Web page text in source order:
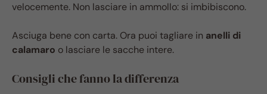
velocemente. Non lasciare in ammollo: si imbibiscono.
Asciuga bene con carta. Ora puoi tagliare in anelli di
calamaro o lasciare le sacche intere.
Consigli che fanno la differenza